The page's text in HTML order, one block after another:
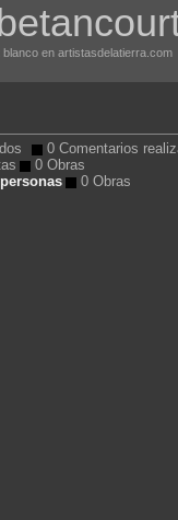
en artistasdelatierra.com
0 Comentarios
0 Obras
0 Obras